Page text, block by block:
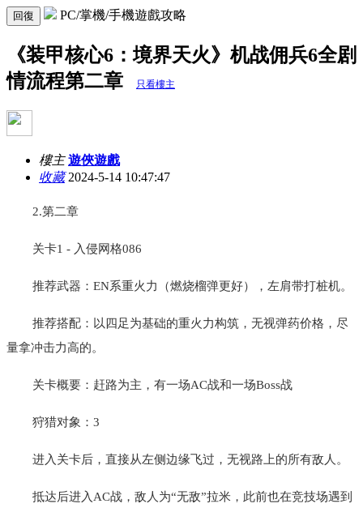
回復 PC/掌機/手機遊戲攻略
《装甲核心6：境界天火》机战佣兵6全剧
情流程第二章
只看樓主
樓主 遊俠遊戲
收藏2024-5-14 10:47:47
2.第二章
关卡1 - 入侵网格086
推荐武器：EN系重火力（燃烧榴弹更好），左肩带打桩机。
推荐搭配：以四足为基础的重火力构筑，无视弹药价格，尽
量拿冲击力高的。
关卡概要：赶路为主，有一场AC战和一场Boss战
狩猎对象：3
进入关卡后，直接从左侧边缘飞过，无视路上的所有敌人。
抵达后进入AC战，敌人为“无敌”拉米，此前也在竞技场遇到